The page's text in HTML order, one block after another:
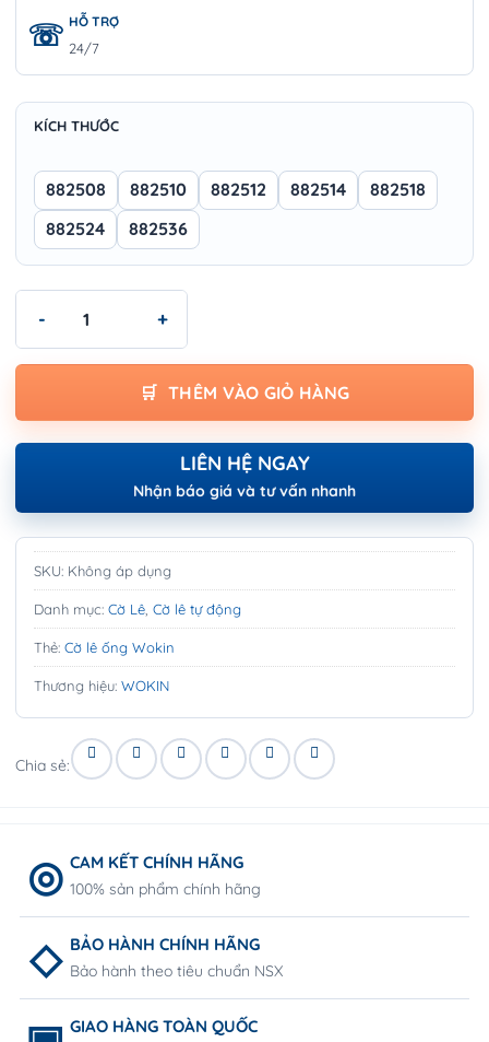
HỖ TRỢ
24/7
KÍCH THƯỚC
882508 882510 882512 882514
882518
882524
882536
THÊM VÀO GIỎ HÀNG
LIÊN HỆ NGAY
Nhận báo giá và tư vấn nhanh
SKU: Không áp dụng
Danh mục: Cờ Lê Cờ lê tự động
Thẻ: Cờ lê ống Wokin
Thương hiệu: WOKIN
Chia sẻ:
CAM KẾT CHÍNH HÃNG
100% sản phẩm chính hãng
BẢO HÀNH CHÍNH HÃNG
Bảo hành theo tiêu chuẩn NSX
GIAO HÀNG TOÀN QUỐC